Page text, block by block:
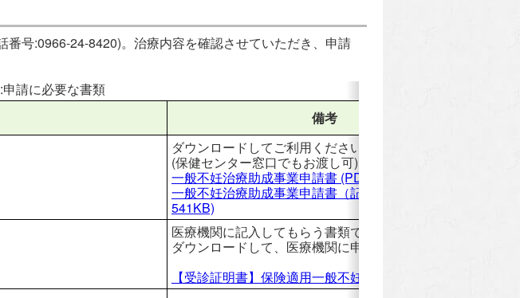
号:0966-24-8420)。治療内容を確認させていただき、申請
申請に必要な書類
備考
ダウンロードしてご利用ください
(保健センター窓口でもお渡し可)
一般不妊治療助成事業申請書 (PDF 259KB)
一般不妊治療助成事業申請書（記入例）
541KB)
医療機関に記入してもらう書類です。
ダウンロードして、医療機関に申請してください。
【受診証明書】保険適用一般不妊治療